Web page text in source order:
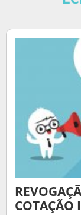
COTAÇÃO